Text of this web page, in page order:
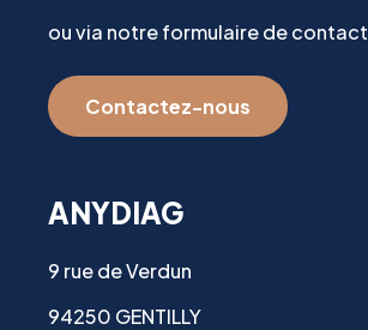
ou via notre formulaire de contact
Contactez-nous
ANYDIAG
9 rue de Verdun
94250 GENTILLY